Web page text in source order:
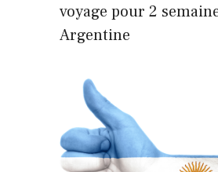
voyage pour 2
Argentine